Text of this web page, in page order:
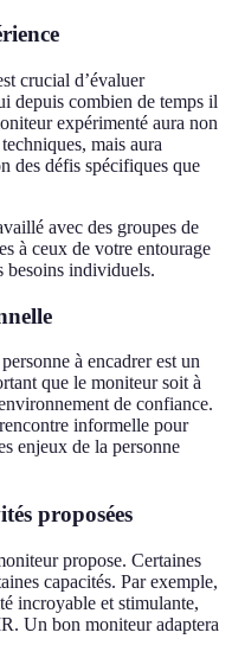
crucial d’évaluer
depuis combien de temps il
expérimenté aura non
mais aura
des défis spécifiques que
avec des groupes de
à ceux de votre entourage
besoins individuels.
à encadrer est un
que le moniteur soit à
de confiance.
informelle pour
enjeux de la personne
proposées
propose. Certaines
capacités. Par exemple,
incroyable et stimulante,
Un bon moniteur adaptera